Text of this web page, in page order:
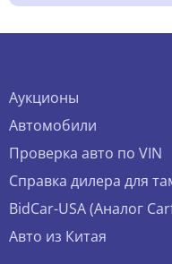
Аукционы
Автомобили
Проверка авто по VIN
Справка дилера для
BidCar-USA (Аналог
Авто из Китая